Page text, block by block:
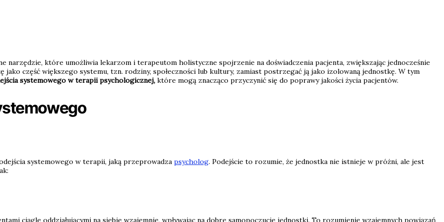
narzędzie, które umożliwia lekarzom i terapeutom holistyczne spojrzenie na doświadczenia pacjenta, zwiększając jednocześnie
część większego systemu, tzn. rodziny, społeczności lub kultury, zamiast postrzegać ją jako izolowaną jednostkę. W tym
systemowego w terapii psychologicznej, które mogą znacząco przyczynić się do poprawy jakości życia pacjentów.
systemowego w terapii, jaką przeprowadza psycholog. Podejście to rozumie, że jednostka nie istnieje w próżni, ale jest
ciągle oddziałującymi na siebie wzajemnie, wpływając na dobre samopoczucie jednostki. To rozumienie wzajemnych powiązań